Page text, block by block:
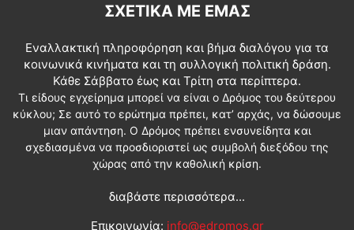
ΣΧΕΤΙΚΆ ΜΕ ΕΜΆΣ
Εναλλακτική πληροφόρηση και βήμα διαλόγου για τα
κοινωνικά κινήματα και τη συλλογική πολιτική δράση.
Κάθε Σάββατο έως και Τρίτη στα περίπτερα.
Τι είδους εγχείρημα μπορεί να είναι ο Δρόμος του δεύτερου
κύκλου; Σε αυτό το ερώτημα πρέπει, κατ’ αρχάς, να δώσουμε
μιαν απάντηση. Ο Δρόμος πρέπει ενσυνείδητα και
σχεδιασμένα να προσδιοριστεί ως συμβολή διεξόδου της
χώρας από την καθολική κρίση.
διαβάστε περισσότερα...
Επικοινωνία: info@edromos.gr